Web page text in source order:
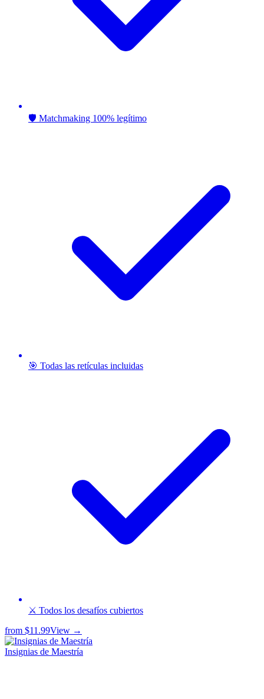
🛡️ Matchmaking 100% legítimo
🎯 Todas las retículas incluidas
⚔️ Todos los desafíos cubiertos
from $11.99View →
Insignias de Maestría